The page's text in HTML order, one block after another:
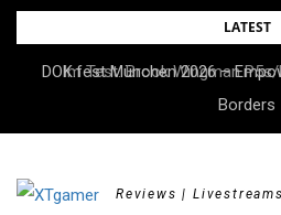
Skip
content
LATEST
Im Test: Brook Wingman
DOK.fest München 2026 –
Borders
Reviews |